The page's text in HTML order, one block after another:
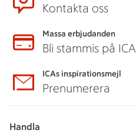
Kontakta oss
Massa erbjudanden
Bli stammis på ICA
ICAs inspirationsmejl
Prenumerera
Handla